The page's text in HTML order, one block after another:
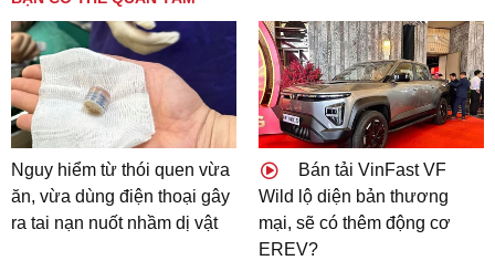
Nguy hiểm từ thói quen vừa
ăn, vừa dùng điện thoại gây
ra tai nạn nuốt nhầm dị vật
Bán tải VinFast VF
Wild lộ diện bản thương
mại, sẽ có thêm động cơ
EREV?